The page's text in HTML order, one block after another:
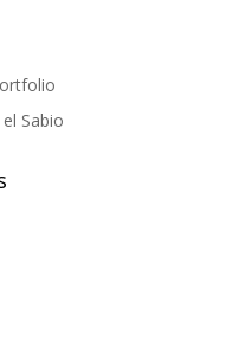
Sabio